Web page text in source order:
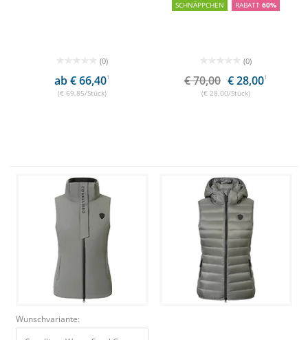
(0)
ab € 66,401
(€ 69,85/Stück)
SCHNÄPPCHEN RABATT 60%
(0)
€ 70,00 € 28,001
(€ 28,00/Stück)
Wunschvariante: